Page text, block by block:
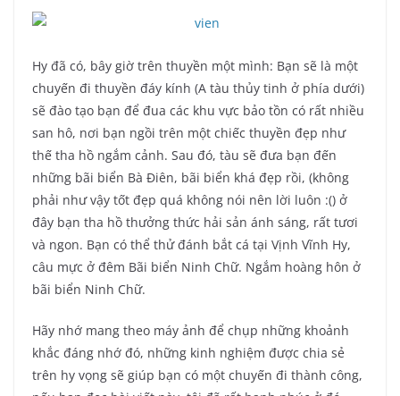
Hy đã có, bây giờ trên thuyền một mình: Bạn sẽ là một
chuyến đi thuyền đáy kính (A tàu thủy tinh ở phía dưới)
sẽ đào tạo bạn để đua các khu vực bảo tồn có rất nhiều
san hô, nơi bạn ngồi trên một chiếc thuyền đẹp như
thế tha hồ ngắm cảnh. Sau đó, tàu sẽ đưa bạn đến
những bãi biển Bà Điên, bãi biển khá đẹp rồi, (không
phải như vậy tốt đẹp quá không nói nên lời luôn :() ở
đây bạn tha hồ thưởng thức hải sản ánh sáng, rất tươi
và ngon. Bạn có thể thử đánh bắt cá tại Vịnh Vĩnh Hy,
câu mực ở đêm Bãi biển Ninh Chữ. Ngắm hoàng hôn ở
bãi biển Ninh Chữ.
Hãy nhớ mang theo máy ảnh để chụp những khoảnh
khắc đáng nhớ đó, những kinh nghiệm được chia sẻ
trên hy vọng sẽ giúp bạn có một chuyến đi thành công,